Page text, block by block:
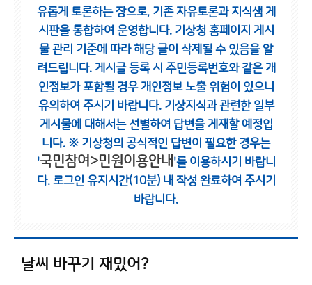
유롭게 토론하는 장으로, 기존 자유토론과 지식샘 게
시판을 통합하여 운영합니다. 기상청 홈페이지 게시
물 관리 기준에 따라 해당 글이 삭제될 수 있음을 알
려드립니다. 게시글 등록 시 주민등록번호와 같은 개
인정보가 포함될 경우 개인정보 노출 위험이 있으니
유의하여 주시기 바랍니다. 기상지식과 관련한 일부
게시물에 대해서는 선별하여 답변을 게재할 예정입
니다. ※ 기상청의 공식적인 답변이 필요한 경우는
'국민참여>민원이용안내 '를 이용하시기 바랍니
다. 로그인 유지시간(10분) 내 작성 완료하여 주시기
바랍니다.
날씨 바꾸기 재밌어?